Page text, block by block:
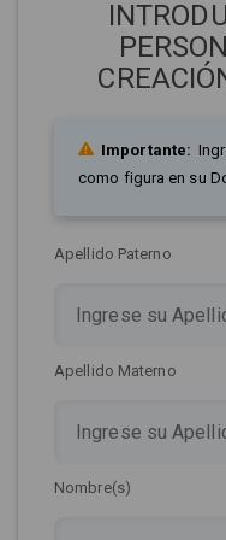
Importante:
como figura en su
Apellido Paterno
Apellido Materno
Nombre(s)